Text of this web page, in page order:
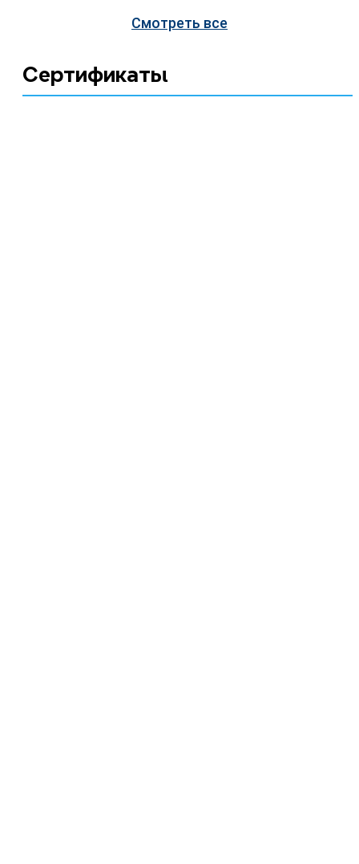
Смотреть все
Сертификаты